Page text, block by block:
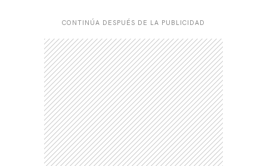
CONTINÚA DESPUÉS DE LA PUBLICIDAD